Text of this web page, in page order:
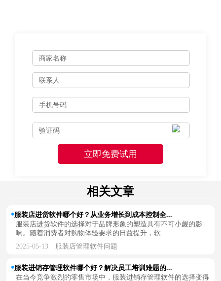
相关文章
服装店进货软件哪个好？从业务增长到成本控制全...
服装店进货软件的选择对于品牌形象的塑造具有不可小觑的影
响。随着消费者对购物体验要求的日益提升，软...
2025-05-13 服装店管理软件问题
服装进销存管理软件哪个好？解决员工培训难题的...
在当今竞争激烈的零售市场中，服装进销存管理软件的选择变得